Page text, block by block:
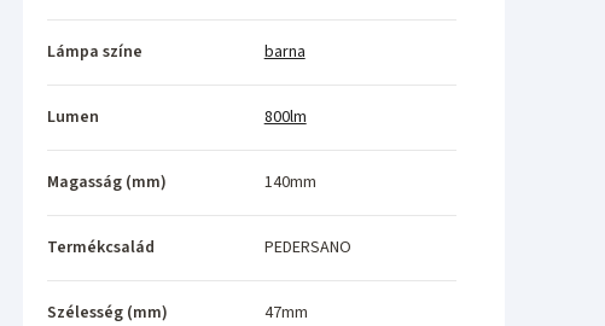
Lámpa színe barna
Lumen 800lm
Magasság (mm) 140mm
Termékcsalád PEDERSANO
Szélesség (mm) 47mm